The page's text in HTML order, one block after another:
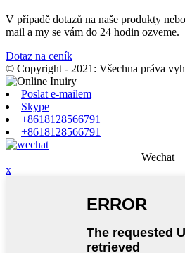
V případě dotazů na naše produkty
mail a my se vám do 24 hodin ozveme.
Dotaz na ceník
© Copyright - 2021: Všechna práva
Poslat e-mailem
Skype
+8618128566791
+8618128566791
Wechat
x